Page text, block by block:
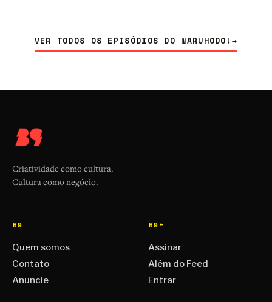
VER TODOS OS EPISÓDIOS DO NARUHODO!→
Criatividade como cultura.
Cultura como negócio.
B9
Quem somos
Contato
Anuncie
B9+
Assinar
Além do Feed
Entrar